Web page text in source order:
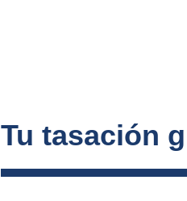
Tu tasación